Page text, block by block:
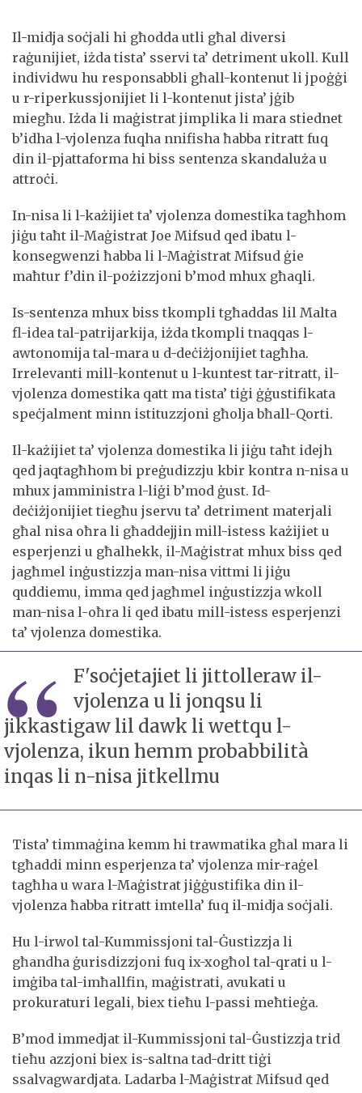
Il-midja soċjali hi għodda utli għal diversi
raġunijiet, iżda tista’ sservi ta’ detriment ukoll. Kull
individwu hu responsabbli għall-kontenut li jpoġġi
u r-riperkussjonijiet li l-kontenut jista’ jġib
miegħu. Iżda li maġistrat jimplika li mara stiednet
b’idha l-vjolenza fuqha nnifisha ħabba ritratt fuq
din il-pjattaforma hi biss sentenza skandaluża u
attroċi.
In-nisa li l-każijiet ta’ vjolenza domestika tagħhom
jiġu taħt il-Maġistrat Joe Mifsud qed ibatu l-
konsegwenzi ħabba li l-Maġistrat Mifsud ġie
maħtur f’din il-pożizzjoni b’mod mhux għaqli.
Is-sentenza mhux biss tkompli tgħaddas lil Malta
fl-idea tal-patrijarkija, iżda tkompli tnaqqas l-
awtonomija tal-mara u d-deċiżjonijiet tagħha.
Irrelevanti mill-kontenut u l-kuntest tar-ritratt, il-
vjolenza domestika qatt ma tista’ tiġi ġġustifikata
speċjalment minn istituzzjoni għolja bħall-Qorti.
Il-każijiet ta’ vjolenza domestika li jiġu taħt idejh
qed jaqtagħhom bi preġudizzju kbir kontra n-nisa u
mhux jamministra l-liġi b’mod ġust. Id-
deċiżjonijiet tiegħu jservu ta’ detriment materjali
għal nisa oħra li għaddejjin mill-istess każijiet u
esperjenzi u għalhekk, il-Maġistrat mhux biss qed
jagħmel inġustizzja man-nisa vittmi li jiġu
quddiemu, imma qed jagħmel inġustizzja wkoll
man-nisa l-oħra li qed ibatu mill-istess esperjenzi
ta’ vjolenza domestika.
F'soċjetajiet li jittolleraw il-
vjolenza u li jonqsu li
jikkastigaw lil dawk li wettqu l-
vjolenza, ikun hemm probabbilità
inqas li n-nisa jitkellmu
Tista’ timmaġina kemm hi trawmatika għal mara li
tgħaddi minn esperjenza ta’ vjolenza mir-raġel
tagħha u wara l-Maġistrat jiġġustifika din il-
vjolenza ħabba ritratt imtella’ fuq il-midja soċjali.
Hu l-irwol tal-Kummissjoni tal-Ġustizzja li
għandha ġurisdizzjoni fuq ix-xogħol tal-qrati u l-
imġiba tal-imħallfin, maġistrati, avukati u
prokuraturi legali, biex tieħu l-passi meħtieġa.
B’mod immedjat il-Kummissjoni tal-Ġustizzja trid
tieħu azzjoni biex is-saltna tad-dritt tiġi
ssalvagwardjata. Ladarba l-Maġistrat Mifsud qed